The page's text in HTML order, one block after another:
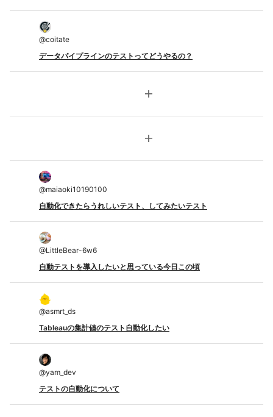
@coitate
データパイプラインのテストってどうやるの？
add
add
@maiaoki10190100
自動化できたらうれしいテスト、してみたいテスト
@LittleBear-6w6
自動テストを導入したいと思っている今日この頃
@asmrt_ds
Tableauの集計値のテスト自動化したい
@yam_dev
テストの自動化について